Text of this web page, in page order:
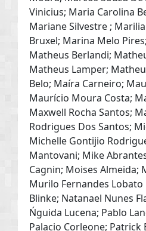
Vinicius; Maria Carolina
Mariane Silvestre ;
Bruxel; Marina Melo
Matheus Berlandi;
Matheus Lamper;
Belo; Maíra Carneiro;
Maurício Moura Costa;
Maxwell Rocha Santos;
Rodrigues Dos Santos;
Michelle Gontijio
Mantovani; Mike
Cagnin; Moises Almeida;
Murilo Fernandes
Blinke; Natanael Nunes
Ńguida Lucena; Pablo
Palacio Corleone; Patrick